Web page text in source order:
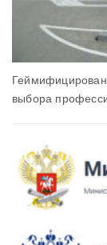
выбора